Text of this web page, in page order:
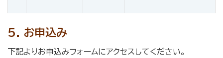
5. お申込み
下記よりお申込みフォームにアクセスしてください。